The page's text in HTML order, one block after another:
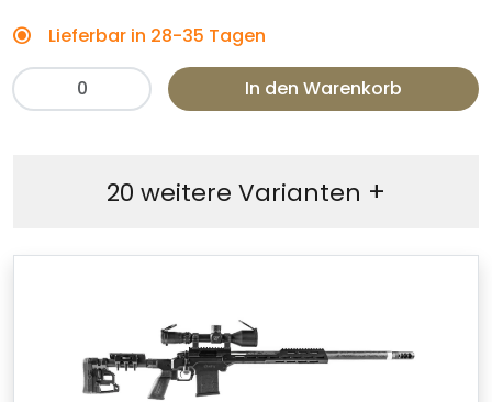
Lieferbar in 28-35 Tagen
In den Warenkorb
20 weitere Varianten +